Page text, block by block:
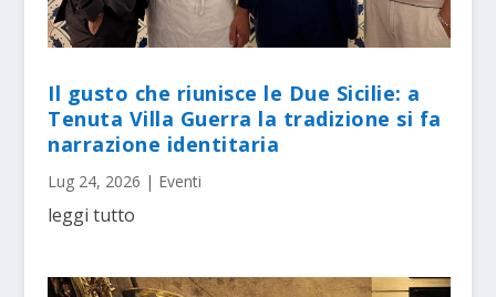
Il gusto che riunisce le Due Sicilie: a
Tenuta Villa Guerra la tradizione si fa
narrazione identitaria
Lug 24, 2026 | Eventi
leggi tutto